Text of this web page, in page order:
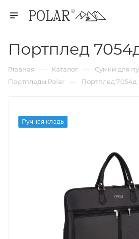
Портплед
Главная — Каталог — Сумки для
Портпледы Polar — Портплед 7054д
Ручная кладь